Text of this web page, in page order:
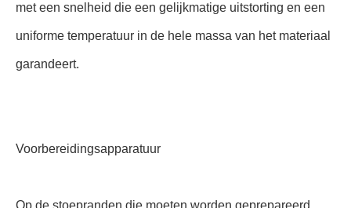
met een snelheid die een gelijkmatige uitstorting en een
uniforme temperatuur in de hele massa van het materiaal
garandeert.
Voorbereidingsapparatuur
Op de stoepranden die moeten worden geprepareerd